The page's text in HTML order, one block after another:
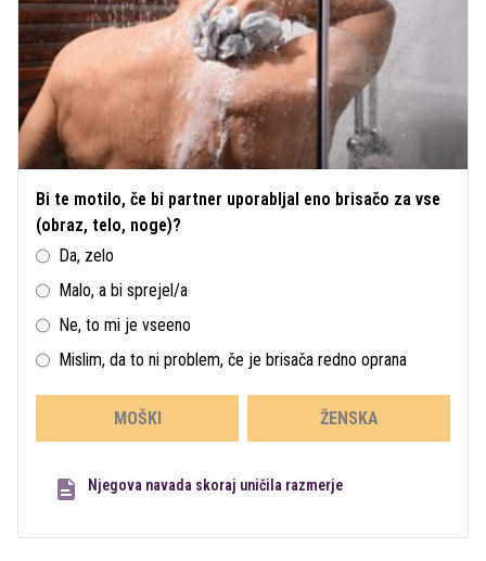
Bi te motilo, če bi partner uporabljal eno brisačo za vse
(obraz, telo, noge)?
Da, zelo
Malo, a bi sprejel/a
Ne, to mi je vseeno
Mislim, da to ni problem, če je brisača redno oprana
MOŠKI ŽENSKA
Njegova navada skoraj uničila razmerje